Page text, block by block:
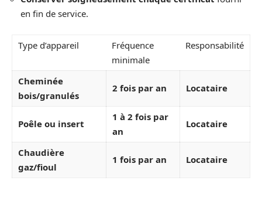
en fin de service.
Type d’appareil
Fréquence
minimale
Responsabilité
Cheminée
bois/granulés
2 fois par an Locataire
Poêle ou insert
1 à 2 fois par
an
Locataire
Chaudière
gaz/fioul
1 fois par an Locataire